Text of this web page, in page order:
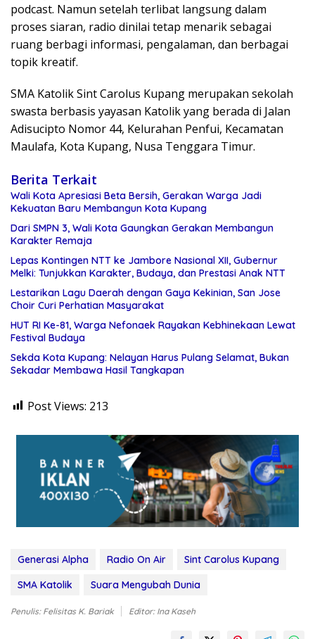
podcast. Namun setelah terlibat langsung dalam
proses siaran, radio dinilai tetap menarik sebagai
ruang berbagi informasi, pengalaman, dan berbagai
topik kreatif.
SMA Katolik Sint Carolus Kupang merupakan sekolah
swasta berbasis yayasan Katolik yang berada di Jalan
Adisucipto Nomor 44, Kelurahan Penfui, Kecamatan
Maulafa, Kota Kupang, Nusa Tenggara Timur.
Berita Terkait
Wali Kota Apresiasi Beta Bersih, Gerakan Warga Jadi
Kekuatan Baru Membangun Kota Kupang
Dari SMPN 3, Wali Kota Gaungkan Gerakan Membangun
Karakter Remaja
Lepas Kontingen NTT ke Jambore Nasional XII, Gubernur
Melki: Tunjukkan Karakter, Budaya, dan Prestasi Anak NTT
Lestarikan Lagu Daerah dengan Gaya Kekinian, San Jose
Choir Curi Perhatian Masyarakat
HUT RI Ke-81, Warga Nefonaek Rayakan Kebhinekaan Lewat
Festival Budaya
Sekda Kota Kupang: Nelayan Harus Pulang Selamat, Bukan
Sekadar Membawa Hasil Tangkapan
Post Views: 213
Generasi Alpha Radio On Air
Sint Carolus Kupang
SMA Katolik
Suara Mengubah Dunia
Penulis: Felisitas K. Bariak Editor: Ina Kaseh